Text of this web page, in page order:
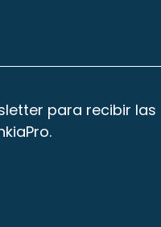
para recibir las